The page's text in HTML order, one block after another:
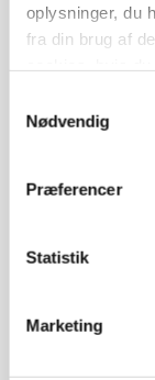
oplysninger, du
fra din brug af
Nødvendig
Præferencer
Statistik
Marketing
BUSINESS
Efter fire